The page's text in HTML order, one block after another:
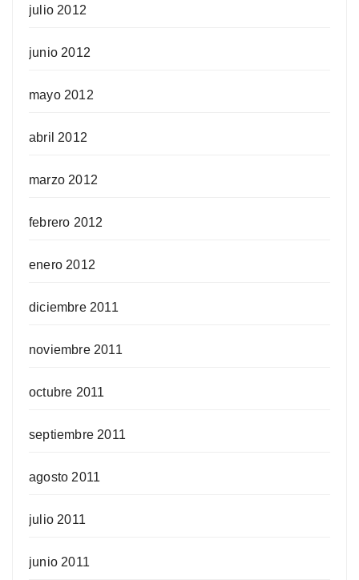
julio 2012
junio 2012
mayo 2012
abril 2012
marzo 2012
febrero 2012
enero 2012
diciembre 2011
noviembre 2011
octubre 2011
septiembre 2011
agosto 2011
julio 2011
junio 2011